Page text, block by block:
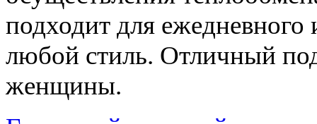
подходит для ежедневного
любой стиль. Отличный
женщины.